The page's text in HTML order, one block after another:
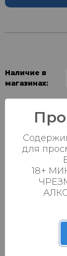
Наличие в
магазинах:
Ваш город:
Батыршина
Осиновская 2В,
Пестрецы
для
18+